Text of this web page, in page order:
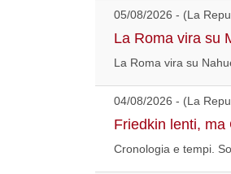
05/08/2026 - (La
La Roma vira su
La Roma vira su
04/08/2026 - (La
Friedkin lenti, ma
Cronologia e tempi.